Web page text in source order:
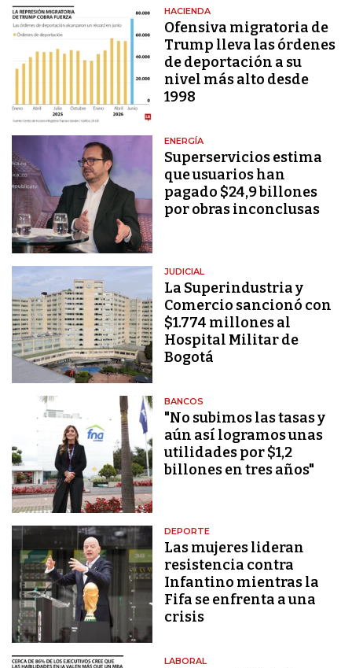
HACIENDA
Ofensiva migratoria de
Trump lleva las órdenes
de deportación a su
nivel más alto desde
1998
ENERGÍA
Superservicios estima
que usuarios han
pagado $24,9 billones
por obras inconclusas
JUDICIAL
La Superindustria y
Comercio sancionó con
$1.774 millones al
Hospital Militar de
Bogotá
BANCOS
"No subimos las tasas y
aún así logramos unas
utilidades por $1,2
billones en tres años"
DEPORTE
Las mujeres lideran
resistencia contra
Infantino mientras la
Fifa se enfrenta a una
crisis
LABORAL